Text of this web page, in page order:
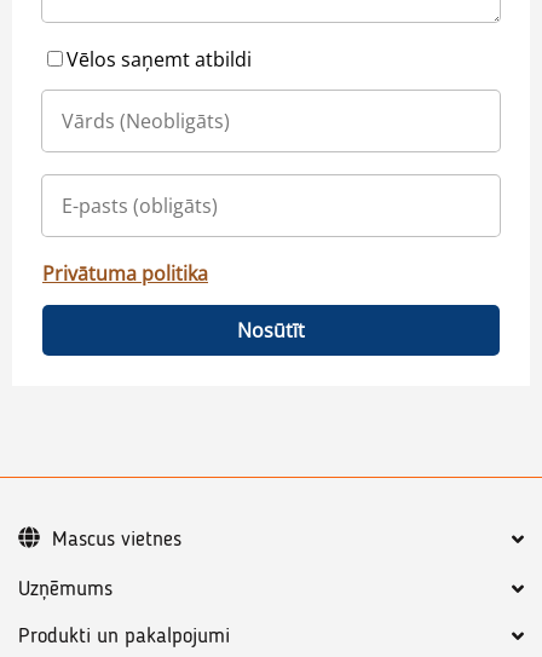
Vēlos saņemt atbildi
Privātuma politika
Nosūtīt
Uzņēmums
Produkti un pakalpojumi
Mascus vietnes